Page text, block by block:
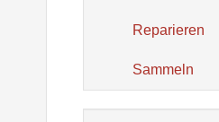
Reparieren
Sammeln